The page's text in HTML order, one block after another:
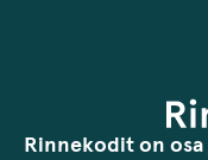
Rinnekodit on osa